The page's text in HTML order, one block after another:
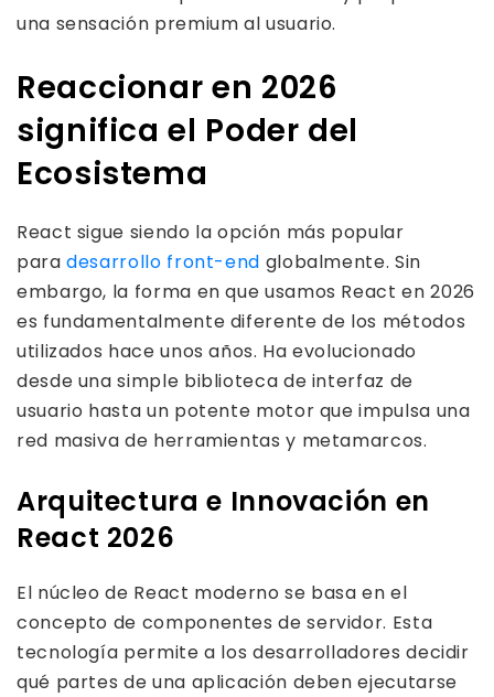
una sensación premium al usuario.
Reaccionar en 2026
significa el Poder del
Ecosistema
React sigue siendo la opción más popular
paradesarrollo front-end globalmente. Sin
embargo, la forma en que usamos React en 2026
es fundamentalmente diferente de los métodos
utilizados hace unos años. Ha evolucionado
desde una simple biblioteca de interfaz de
usuario hasta un potente motor que impulsa una
red masiva de herramientas y metamarcos.
Arquitectura e Innovación en
React 2026
El núcleo de React moderno se basa en el
concepto de componentes de servidor. Esta
tecnología permite a los desarrolladores decidir
qué partes de una aplicación deben ejecutarse